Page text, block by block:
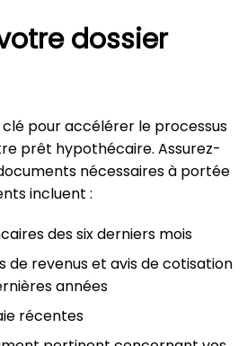
dossier
pour accélérer le processus
prêt hypothécaire. Assurez-
nécessaires à portée
incluent :
des six derniers mois
de revenus et avis de cotisation
années
récentes